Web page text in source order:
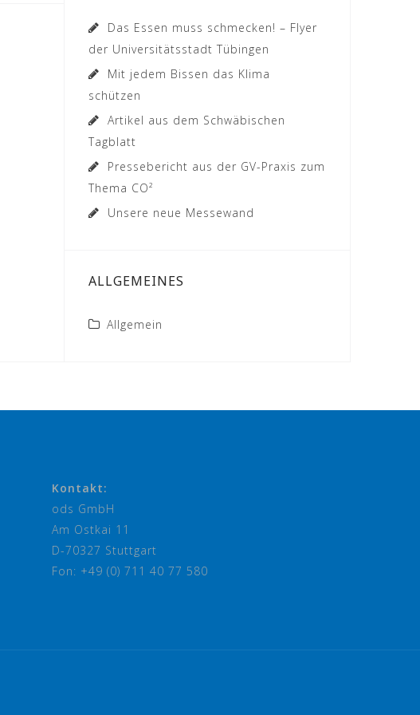
Das Essen muss schmecken! – Flyer
der Universitätsstadt Tübingen
Mit jedem Bissen das Klima
schützen
Artikel aus dem Schwäbischen
Tagblatt
Pressebericht aus der GV-Praxis zum
Thema CO²
Unsere neue Messewand
ALLGEMEINES
Allgemein
Kontakt:
ods GmbH
Am Ostkai 11
D-70327 Stuttgart
Fon: +49 (0) 711 40 77 580